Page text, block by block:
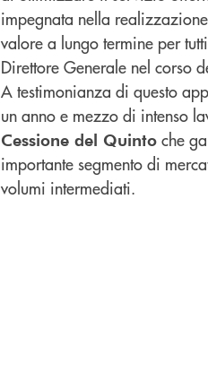
impegnata nella
valore a lungo termine per
Direttore Generale nel corso
A testimonianza di questo
un anno e mezzo di intenso
Cessione del Quinto che
importante segmento di
volumi intermediati.